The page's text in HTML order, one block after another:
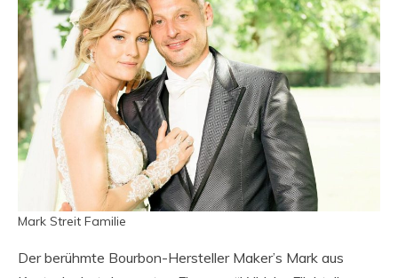
Mark Streit Familie
Der berühmte Bourbon-Hersteller Maker’s Mark aus